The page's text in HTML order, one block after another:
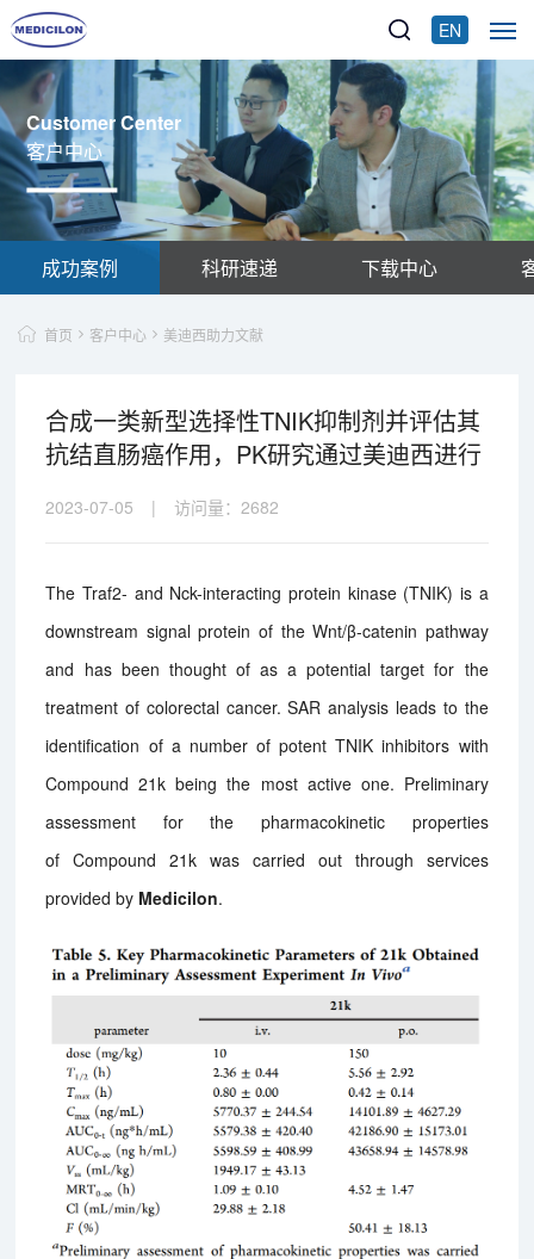
EN
Customer Center
客户中心
成功案例 科研速递 下载中心
首页 客户中心 美迪西助力文献
合成一类新型选择性TNIK抑制剂并评估其
抗结直肠癌作用，PK研究通过美迪西进行
2023-07-05 | 访问量： 2682
The Traf2- and Nck-interacting protein kinase (TNIK) is a
downstream signal protein of the Wnt/β-catenin pathway
and has been thought of as a potential target for the
treatment of colorectal cancer. SAR analysis leads to the
identification of a number of potent TNIK inhibitors with
Compound 21k being the most active one. Preliminary
assessment for the pharmacokinetic properties
ofCompound21k was carried out through services
provided by Medicilon.